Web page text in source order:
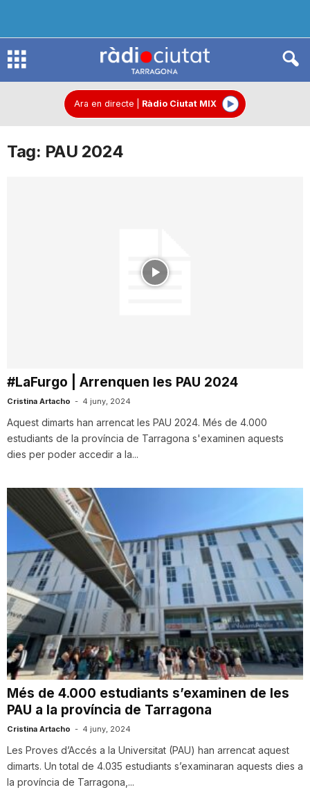
R
d
a
e
T
a
r
r
Ara en directe Ràdio Ciutat MIX
Tag: PAU 2024
#LaFurgo | Arrenquen les PAU 2024
Cristina Artacho - 4 juny, 2024
Aquest dimarts han arrencat les PAU 2024. Més de 4.000
estudiants de la província de Tarragona s'examinen aquests
dies per poder accedir a la...
Més de 4.000 estudiants s’examinen de les
PAU a la província de Tarragona
Cristina Artacho - 4 juny, 2024
Les Proves d’Accés a la Universitat (PAU) han arrencat aquest
dimarts. Un total de 4.035 estudiants s’examinaran aquests dies a
la província de Tarragona,...